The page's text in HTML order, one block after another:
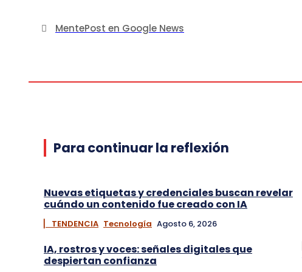
MentePost en Google News
Para continuar la reflexión
Nuevas etiquetas y credenciales buscan revelar
cuándo un contenido fue creado con IA
▏ TENDENCIA Tecnología Agosto 6, 2026
IA, rostros y voces: señales digitales que
despiertan confianza